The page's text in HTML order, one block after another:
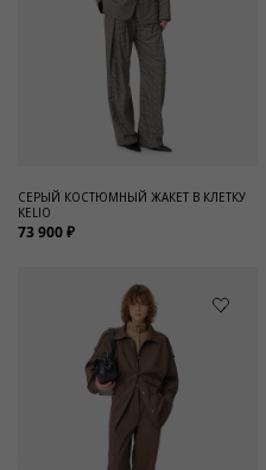
СЕРЫЙ КОСТЮМНЫЙ ЖАКЕТ В КЛЕТКУ
KELIO
73 900 ₽